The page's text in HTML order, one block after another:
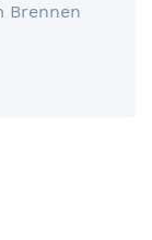
Brennen